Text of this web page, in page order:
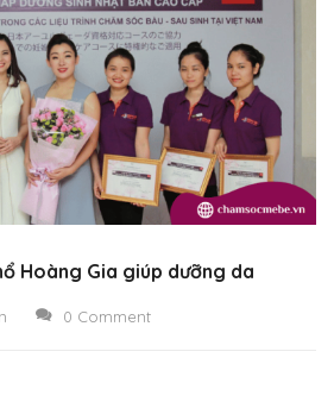
Hoàng Gia giúp dưỡng da
0 Comment